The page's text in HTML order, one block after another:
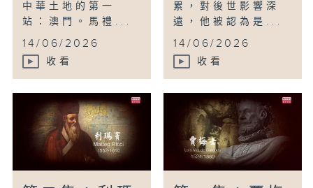
中華土地的第一
站：澳門。馬禮...
14/06/2026
收看
累，對後世影響深
遠，他被認為是...
14/06/2026
收看